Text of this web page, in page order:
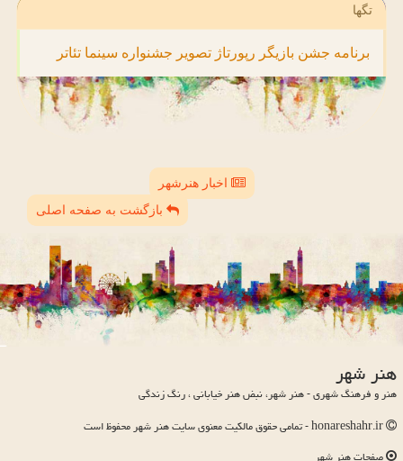
تگها
برنامه جشن بازیگر رپورتاژ تصویر جشنواره سینما تئاتر
اخبار هنرشهر
بازگشت به صفحه اصلی
هنر شهر
هنر و فرهنگ شهری - هنر شهر، نبض هنر خیابانی ، رنگ زندگی